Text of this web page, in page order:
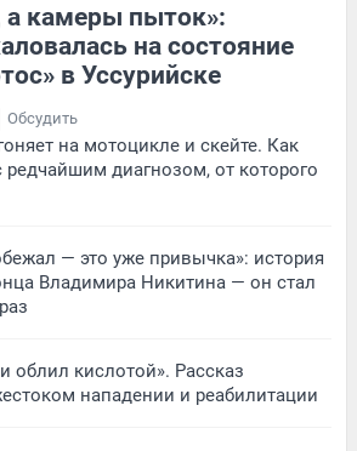
а камеры пыток»:
на состояние
в Уссурийске
Обсудить
на мотоцикле и скейте. Как
редчайшим диагнозом, от которого
— это уже привычка»: история
Владимира Никитина — он стал
облил кислотой». Рассказ
нападении и реабилитации